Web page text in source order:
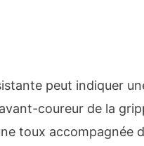
peut indiquer
coureur de la
toux accompagnée